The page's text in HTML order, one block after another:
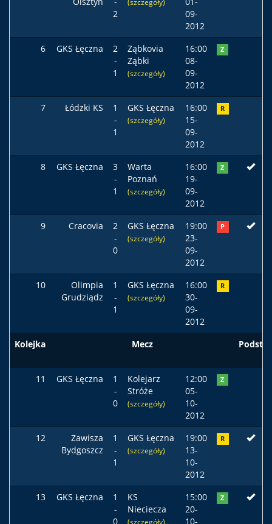
2
09-
2012
6 GKS Łęczna
2
-
1
Ząbkovia
Ząbki
(szczegóły)
16:00
08-
09-
2012
Z
7 Łódzki KS
1
-
1
GKS Łęczna
(szczegóły)
16:00
15-
09-
2012
R
8 GKS Łęczna
3
-
1
Warta
Poznań
(szczegóły)
16:00
19-
09-
2012
Z
9 Cracovia
2
-
0
GKS Łęczna
(szczegóły)
19:00
23-
09-
2012
P
10
Olimpia
Grudziądz
1
-
1
GKS Łęczna
(szczegóły)
16:00
30-
09-
2012
R
Kolejka Mecz Podst
11 GKS Łęczna
1
-
0
Kolejarz
Stróże
(szczegóły)
12:00
05-
10-
2012
Z
12
Zawisza
Bydgoszcz
1
-
1
GKS Łęczna
(szczegóły)
19:00
13-
10-
2012
R
13 GKS Łęczna
1
-
0
KS
Nieciecza
(szczegóły)
15:00
20-
10-
Z